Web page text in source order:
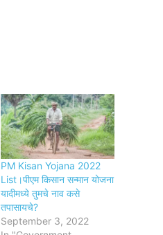
PM Kisan Yojana 2022
List।पीएम किसान सन्मान योजना
यादीमध्ये तुमचे नाव कसे
तपासायचे?
September 3, 2022